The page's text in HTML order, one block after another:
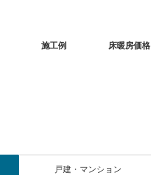
施工例 床暖房価格
戸建・マンション